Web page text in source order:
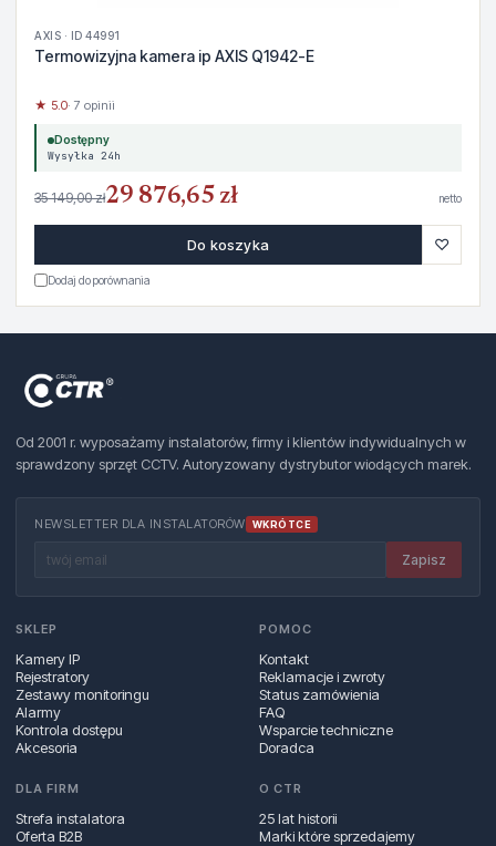
AXIS · ID 44991
Termowizyjna kamera ip AXIS Q1942-E
★ 5.0· 7 opinii
Dostępny
Wysyłka 24h
35 149,00 zł29 876,65 zł netto
Do koszyka ♡
Dodaj do porównania
Od 2001 r. wyposażamy instalatorów, firmy i klientów indywidualnych w
sprawdzony sprzęt CCTV. Autoryzowany dystrybutor wiodących marek.
NEWSLETTER DLA INSTALATORÓW WKRÓTCE
Zapisz
SKLEP
Kamery IP
Rejestratory
Zestawy monitoringu
Alarmy
Kontrola dostępu
Akcesoria
POMOC
Kontakt
Reklamacje i zwroty
Status zamówienia
FAQ
Wsparcie techniczne
Doradca
DLA FIRM
Strefa instalatora
Oferta B2B
O CTR
25 lat historii
Marki które sprzedajemy